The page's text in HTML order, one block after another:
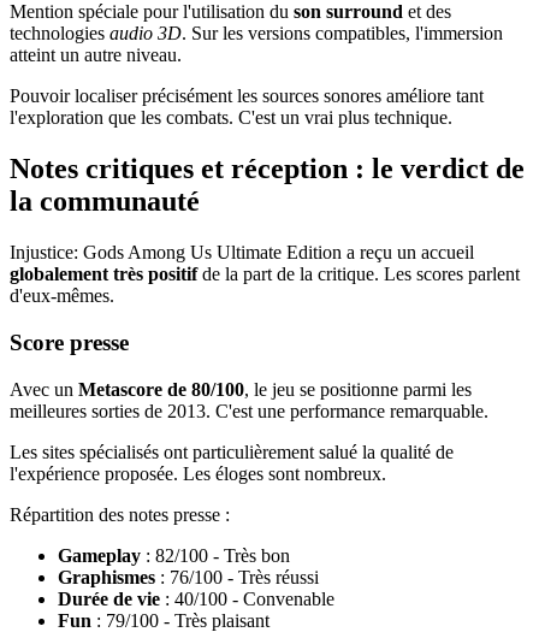
Mention spéciale pour l'utilisation du son surround et des
technologies audio 3D. Sur les versions compatibles, l'immersion
atteint un autre niveau.
Pouvoir localiser précisément les sources sonores améliore tant
l'exploration que les combats. C'est un vrai plus technique.
Notes critiques et réception : le verdict de
la communauté
Injustice: Gods Among Us Ultimate Edition a reçu un accueil
globalement très positifde la part de la critique. Les scores parlent
d'eux-mêmes.
Score presse
Avec un Metascore de 80/100, le jeu se positionne parmi les
meilleures sorties de 2013. C'est une performance remarquable.
Les sites spécialisés ont particulièrement salué la qualité de
l'expérience proposée. Les éloges sont nombreux.
Répartition des notes presse :
Gameplay : 82/100 - Très bon
Graphismes : 76/100 - Très réussi
Durée de vie : 40/100 - Convenable
Fun : 79/100 - Très plaisant